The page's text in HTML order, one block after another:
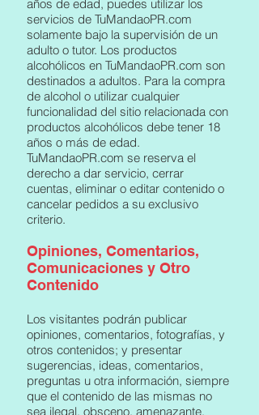
años de edad, puedes utilizar los
servicios de TuMandaoPR.com
solamente bajo la supervisión de un
adulto o tutor. Los productos
alcohólicos en TuMandaoPR.com son
destinados a adultos. Para la compra
de alcohol o utilizar cualquier
funcionalidad del sitio relacionada con
productos alcohólicos debe tener 18
años o más de edad.
TuMandaoPR.com se reserva el
derecho a dar servicio, cerrar
cuentas, eliminar o editar contenido o
cancelar pedidos a su exclusivo
criterio.
Opiniones, Comentarios,
Comunicaciones y Otro
Contenido
Los visitantes podrán publicar
opiniones, comentarios, fotografías, y
otros contenidos; y presentar
sugerencias, ideas, comentarios,
preguntas u otra información, siempre
que el contenido de las mismas no
sea ilegal, obsceno, amenazante,